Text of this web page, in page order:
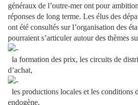
généraux de l’outre-mer ont pour
réponses de long terme. Les élus des
ont été consultés sur l’organisation des
pourraient s’articuler autour des thèmes
la formation des prix, les circuits de
d’achat,
les productions locales et les conditions
endogène,